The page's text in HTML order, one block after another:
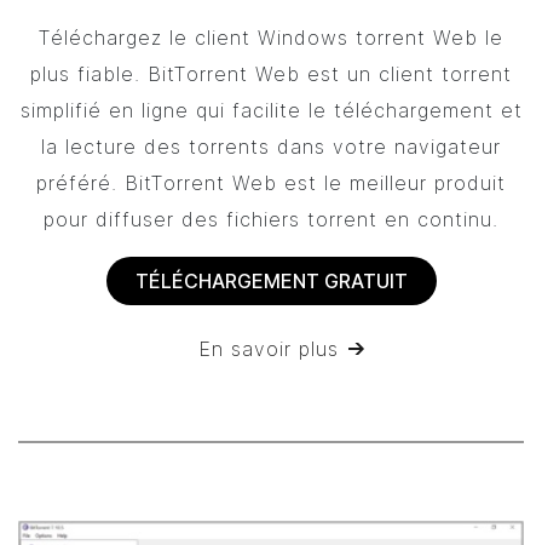
Téléchargez le client Windows torrent Web le
plus fiable. BitTorrent Web est un client torrent
simplifié en ligne qui facilite le téléchargement et
la lecture des torrents dans votre navigateur
préféré. BitTorrent Web est le meilleur produit
pour diffuser des fichiers torrent en continu.
TÉLÉCHARGEMENT GRATUIT
En savoir plus